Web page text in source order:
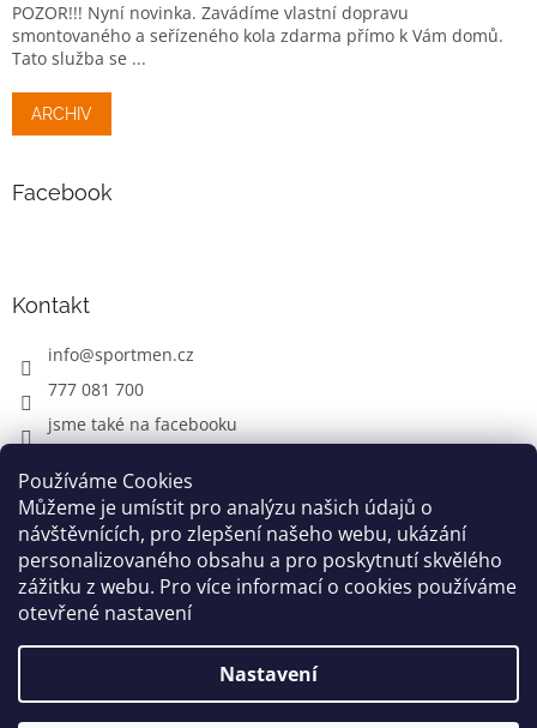
Používáme Cookies
Můžeme je umístit pro analýzu našich údajů o
návštěvnících, pro zlepšení našeho webu, ukázání
personalizovaného obsahu a pro poskytnutí skvělého
zážitku z webu. Pro více informací o cookies používáme
otevřené nastavení
Nastavení
POZOR!!! Nyní novinka. Zavádíme vlastní dopravu
smontovaného a seřízeného kola zdarma přímo k Vám domů.
Tato služba se ...
ARCHIV
Facebook
Kontakt
info@sportmen.cz
777 081 700
jsme také na facebooku
CYKLO OBLEČENÍ
Copyright 2026www.sportmen.cz. Všechna práva